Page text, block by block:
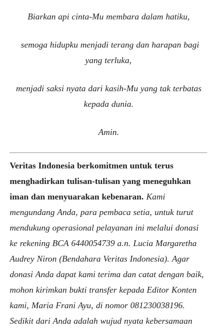
Biarkan api cinta-Mu membara dalam hatiku,
semoga hidupku menjadi terang dan harapan bagi
yang terluka,
menjadi saksi nyata dari kasih-Mu yang tak terbatas
kepada dunia.
Amin.
Veritas Indonesia berkomitmen untuk terus
menghadirkan tulisan-tulisan yang meneguhkan
iman dan menyuarakan kebenaran. Kami
mengundang Anda, para pembaca setia, untuk turut
mendukung operasional pelayanan ini melalui donasi
ke rekening BCA 6440054739 a.n. Lucia Margaretha
Audrey Niron (Bendahara Veritas Indonesia). Agar
donasi Anda dapat kami terima dan catat dengan baik,
mohon kirimkan bukti transfer kepada Editor Konten
kami, Maria Frani Ayu, di nomor 081230038196.
Sedikit dari Anda adalah wujud nyata kebersamaan